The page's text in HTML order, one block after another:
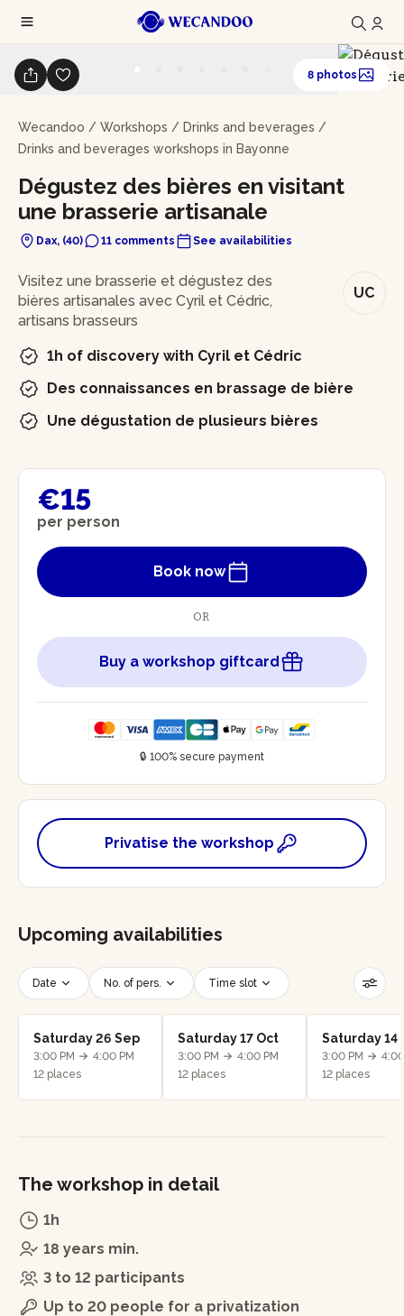
Wecandoo / Workshops / Drinks and beverages /
Drinks and beverages workshops in Bayonne
Dégustez des bières en visitant
une brasserie artisanale
Dax, (40) 11 comments See availabilities
8 photos
In brief
UC
Visitez une brasserie et dégustez des
bières artisanales avec Cyril et Cédric,
artisans brasseurs
1h of discovery with Cyril et Cédric
Des connaissances en brassage de bière
Une dégustation de plusieurs bières
€15
per person
Book now
OR
Buy a workshop giftcard
🔒 100% secure payment
Privatise the workshop
Upcoming availabilities
Date No. of pers. Time slot
Reset filters
Saturday 26 Sep
3:00 PM
4:00 PM
12 places
Saturday 17 Oct
3:00 PM
4:00 PM
12 places
Saturday 14
3:00 PM
12 places
The workshop in detail
1h
18 years min.
3 to 12 participants
Up to 20 people for a privatization